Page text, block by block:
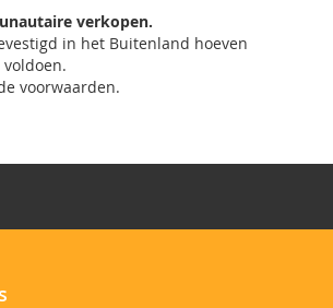
verkopen.
in het Buitenland hoeven
voorwaarden.